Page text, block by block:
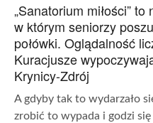
„Sanatorium miłości”
w którym seniorzy
połówki. Oglądalność
Kuracjusze
Krynicy-Zdrój
A gdyby tak to wydarzało
zrobić to wypada i godzi